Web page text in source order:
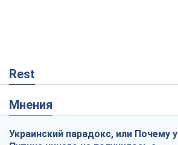
Rest
Мнения
Украинский парадокс, или Почему у